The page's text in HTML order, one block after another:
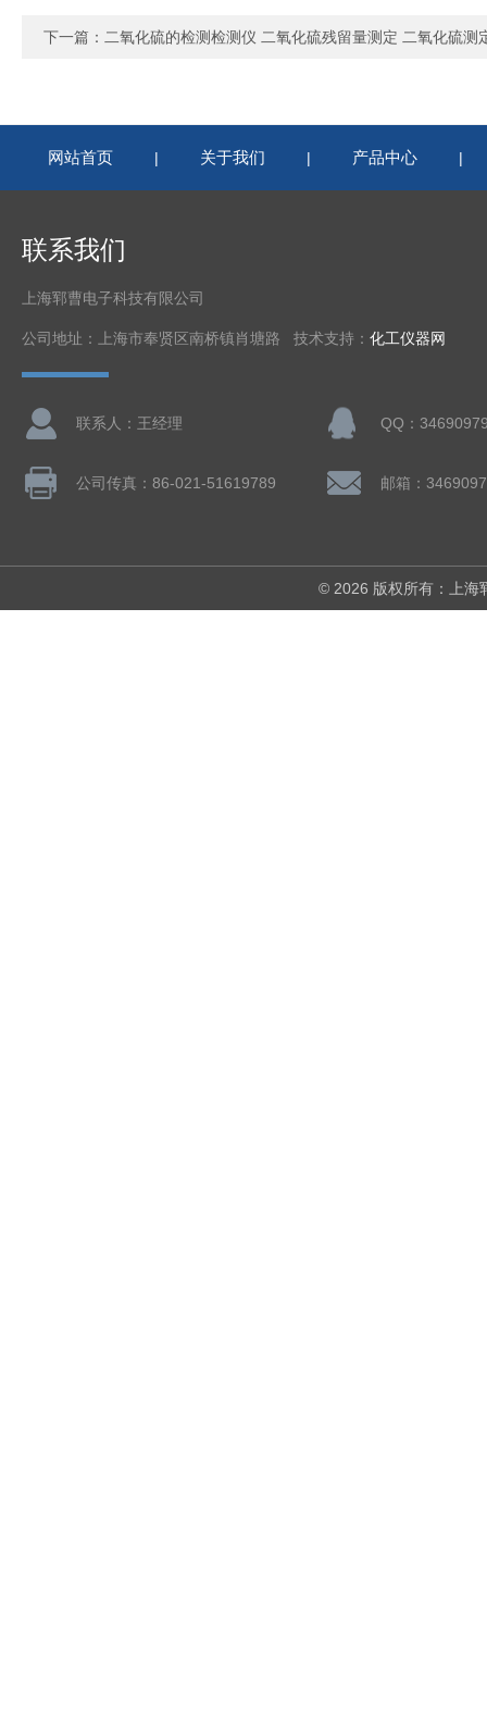
下一篇： 二氧化硫的检测检测仪 二氧化硫残留量测定 二氧化硫测
网站首页 | 关于我们 | 产品中心 |
联系我们
上海郓曹电子科技有限公司
公司地址：上海市奉贤区南桥镇肖塘路 技术支持： 化工仪器网
联系人：王经理 QQ：
公司传真：86-021-51619789 邮箱：
© 2026 版权所有：上